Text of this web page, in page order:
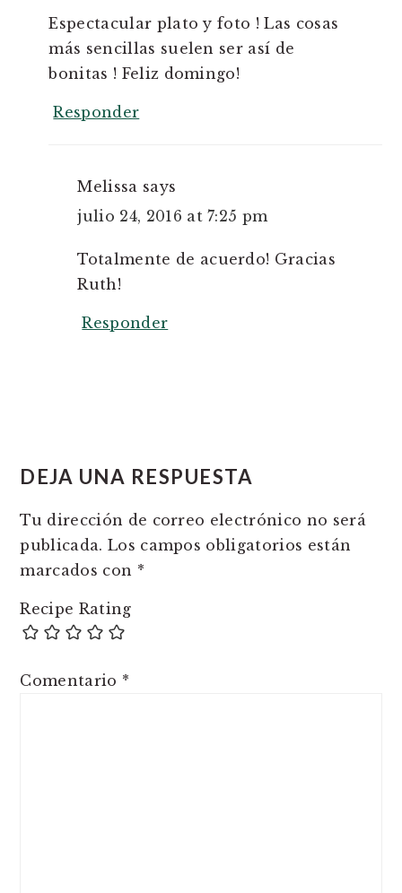
Espectacular plato y foto ! Las cosas
más sencillas suelen ser así de
bonitas ! Feliz domingo!
Responder
Melissa says
julio 24, 2016 at 7:25 pm
Totalmente de acuerdo! Gracias
Ruth!
Responder
DEJA UNA RESPUESTA
Tu dirección de correo electrónico no será
publicada. Los campos obligatorios están
marcados con *
Recipe Rating
Comentario *